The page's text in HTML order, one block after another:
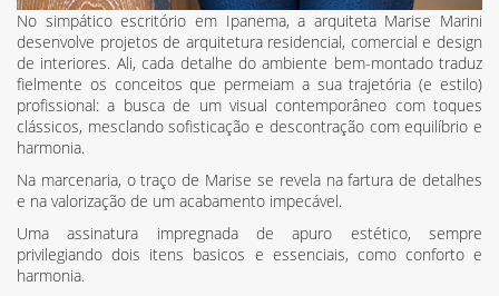
No simpático escritório em Ipanema, a arquiteta Marise Marini
desenvolve projetos de arquitetura residencial, comercial e design
de interiores. Ali, cada detalhe do ambiente bem-montado traduz
fielmente os conceitos que permeiam a sua trajetória (e estilo)
profissional: a busca de um visual contemporâneo com toques
clássicos, mesclando sofisticação e descontração com equilíbrio e
harmonia.
Na marcenaria, o traço de Marise se revela na fartura de detalhes
e na valorização de um acabamento impecável.
Uma assinatura impregnada de apuro estético, sempre
privilegiando dois itens basicos e essenciais, como conforto e
harmonia.